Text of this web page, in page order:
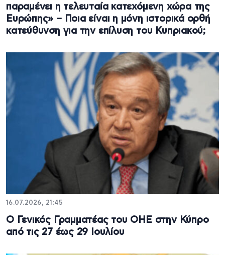
παραμένει η τελευταία κατεχόμενη χώρα της
Ευρώπης» – Ποια είναι η μόνη ιστορικά ορθή
κατεύθυνση για την επίλυση του Κυπριακού;
16.07.2026, 21:45
Ο Γενικός Γραμματέας του ΟΗΕ στην Κύπρο
από τις 27 έως 29 Ιουλίου